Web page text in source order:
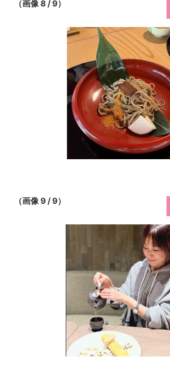
（画像 8 / 9）
（画像 9 / 9）